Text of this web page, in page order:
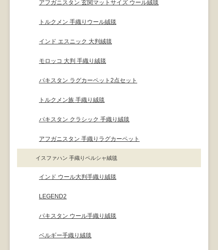
アフガニスタン 玄関マットサイズ ウール絨毯
トルクメン 手織りウール絨毯
インド エスニック 大判絨毯
モロッコ 大判 手織り絨毯
パキスタン ラグカーペット2点セット
トルクメン族 手織り絨毯
パキスタン クラシック 手織り絨毯
アフガニスタン 手織りラグカーペット
イスファハン 手織りペルシャ絨毯
インド ウール大判手織り絨毯
LEGEND2
パキスタン ウール手織り絨毯
ベルギー手織り絨毯